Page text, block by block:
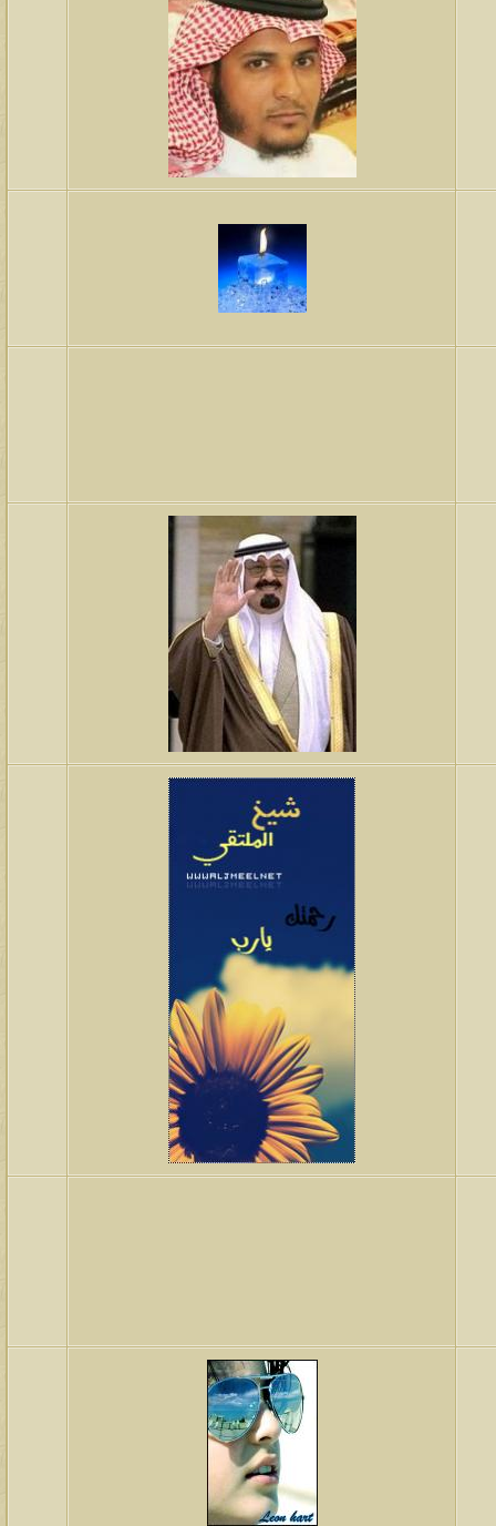
آخر مشاركة
آخر رد:محمد الخضيري
آخر مشاركة
آخر رد:احمد جابر
آخر رد:
آخر مشاركة
آخر رد:ابن صلفيق